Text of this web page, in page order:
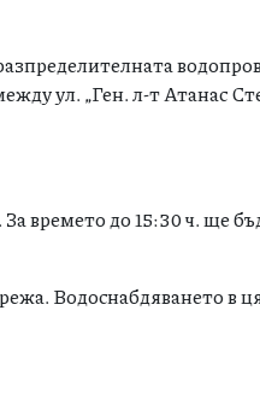
ул. „Ген. л-т Атанас
времето до 15:30 ч. ще
Водоснабдяването в